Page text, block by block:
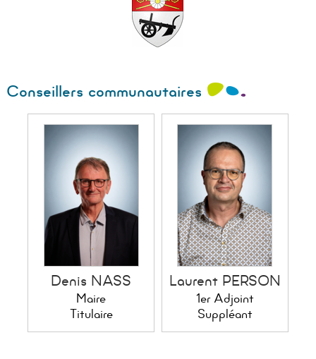
Conseillers communautaires
Denis NASS
Maire
Titulaire
Laurent PERSON
1er Adjoint
Suppléant